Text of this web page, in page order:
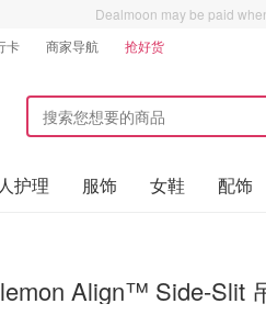
Dealmoon may be paid
卡 商家导航 抢好货
护理 服饰 女鞋 配饰
Align™ Side-Slit